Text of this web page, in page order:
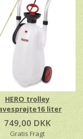
HERO trolley
liter
749,00 DKK
Gratis Fragt